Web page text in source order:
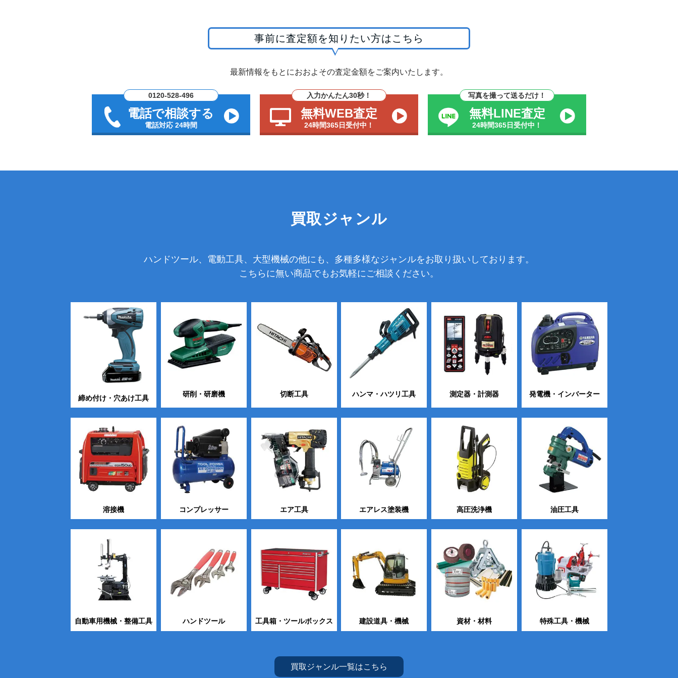
事前に査定額を知りたい方はこちら
最新情報をもとにおおよその査定金額をご案内いたします。
0120-528-496
電話で相談する
電話対応 24時間
入力かんたん30秒！
無料WEB査定
24時間365日受付中！
写真を撮って送るだけ！
無料LINE査定
24時間365日受付中！
買取ジャンル
ハンドツール、電動工具、大型機械の他にも、多種多様なジャンルをお取り扱いしております。
こちらに無い商品でもお気軽にご相談ください。
締め付け・穴あけ工具 研削・研磨機 切断工具 ハンマ・ハツリ工具 測定器・計測器 発電機・インバーター
溶接機 コンプレッサー エア工具 エアレス塗装機 高圧洗浄機 油圧工具
自動車用機械・整備工具 ハンドツール 工具箱・ツールボックス 建設道具・機械 資材・材料 特殊工具・機械
買取ジャンル一覧はこちら